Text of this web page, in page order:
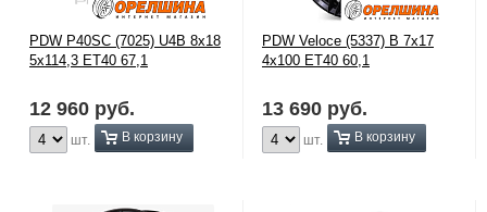
PDW P40SC (7025) U4B 8x18
5x114,3 ЕТ40 67,1
12 960 руб.
шт. В корзину
PDW Veloce (5337) B 7x17
4x100 ЕТ40 60,1
13 690 руб.
шт. В корзину